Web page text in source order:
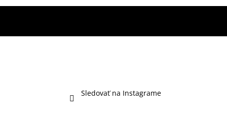
Sledovať na Instagrame